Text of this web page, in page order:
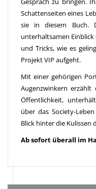
Schattenseiten eines
sie in diesem Buch.
unterhaltsamen
und Tricks, wie es
Projekt VIP aufgeht.
Mit einer gehörigen
Augenzwinkern
Öffentlichkeit,
über das Society-
Blick hinter die Kulissen
Ab sofort überall im